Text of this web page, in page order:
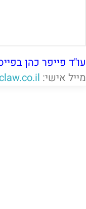
עו"ד פייפר כהן
מייל אישי: